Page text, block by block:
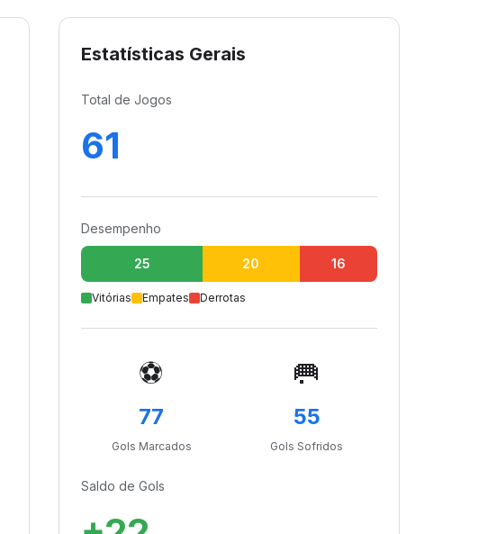
Estatísticas Gerais
Total de Jogos
61
Desempenho
25 20 16
Vitórias Empates Derrotas
⚽
77
Gols Marcados
🥅
55
Gols Sofridos
Saldo de Gols